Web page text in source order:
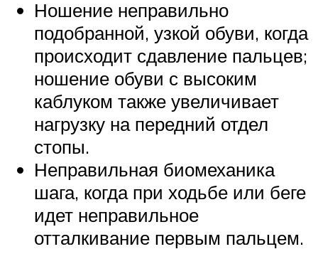
Ношение неправильно
подобранной, узкой обуви, когда
происходит сдавление пальцев;
ношение обуви с высоким
каблуком также увеличивает
нагрузку на передний отдел
стопы.
Неправильная биомеханика
шага, когда при ходьбе или беге
идет неправильное
отталкивание первым пальцем.